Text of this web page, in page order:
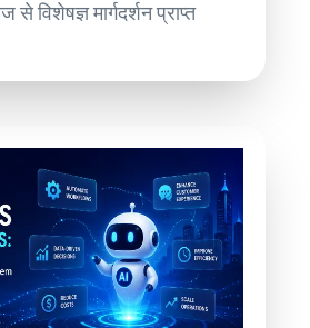
से विशेषज्ञ मार्गदर्शन प्राप्त